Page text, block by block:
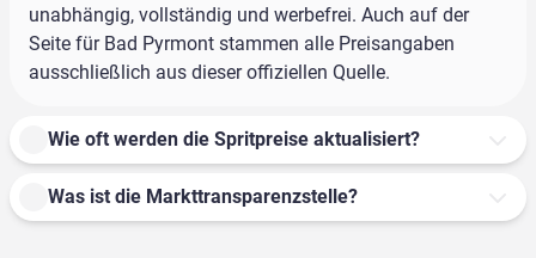
unabhängig, vollständig und werbefrei. Auch auf der
Seite für Bad Pyrmont stammen alle Preisangaben
ausschließlich aus dieser offiziellen Quelle.
Wie oft werden die Spritpreise aktualisiert?
Was ist die Markttransparenzstelle?